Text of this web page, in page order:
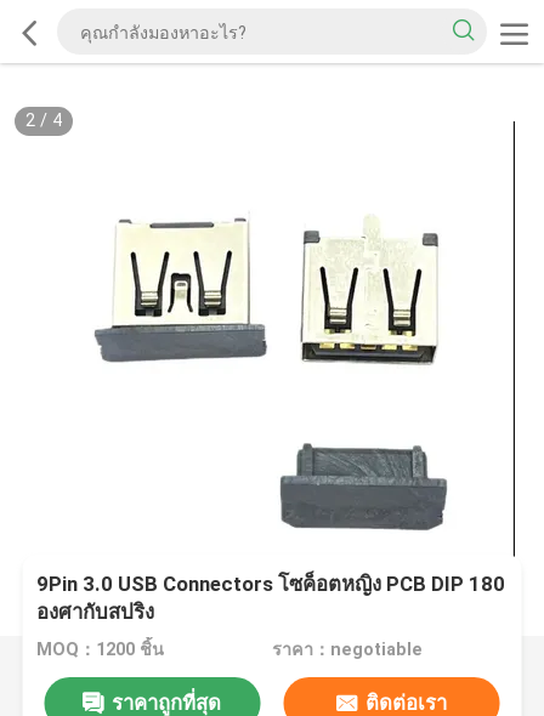
2/ 4
9Pin 3.0 USB Connectors โซค็อตหญิง PCB DIP 180
องศากับสปริง
MOQ：1200 ชิ้น ราคา：negotiable
ราคาถูกที่สุด ติดต่อเรา